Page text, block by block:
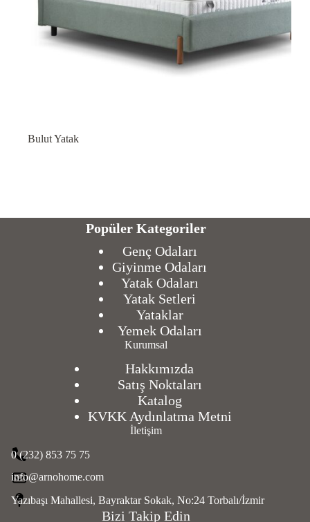
Bulut Yatak
Popüler Kategoriler
Genç Odaları
Giyinme Odaları
Yatak Odaları
Yatak Setleri
Yataklar
Yemek Odaları
Kurumsal
Hakkımızda
Satış Noktaları
Katalog
KVKK Aydınlatma Metni
İletişim
0 (232) 853 75 75
info@arnohome.com
Yazıbaşı Mahallesi, Bayraktar Sokak, No:24 Torbalı/İzmir
Bizi Takip Edin